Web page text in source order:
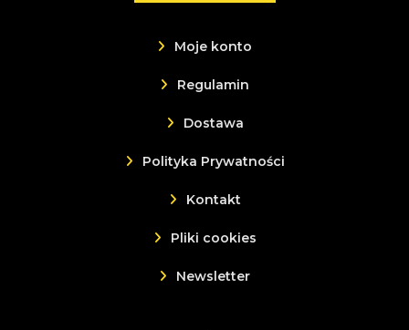
Moje konto
Regulamin
Dostawa
Polityka Prywatności
Kontakt
Pliki cookies
Newsletter